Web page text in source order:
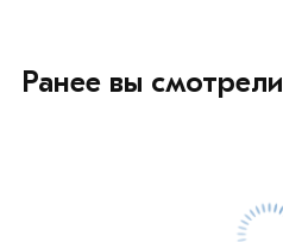
Ранее вы смотрели